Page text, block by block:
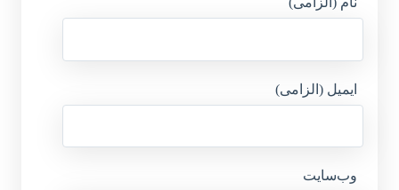
ایمیل (الزامی)
وب‌سایت